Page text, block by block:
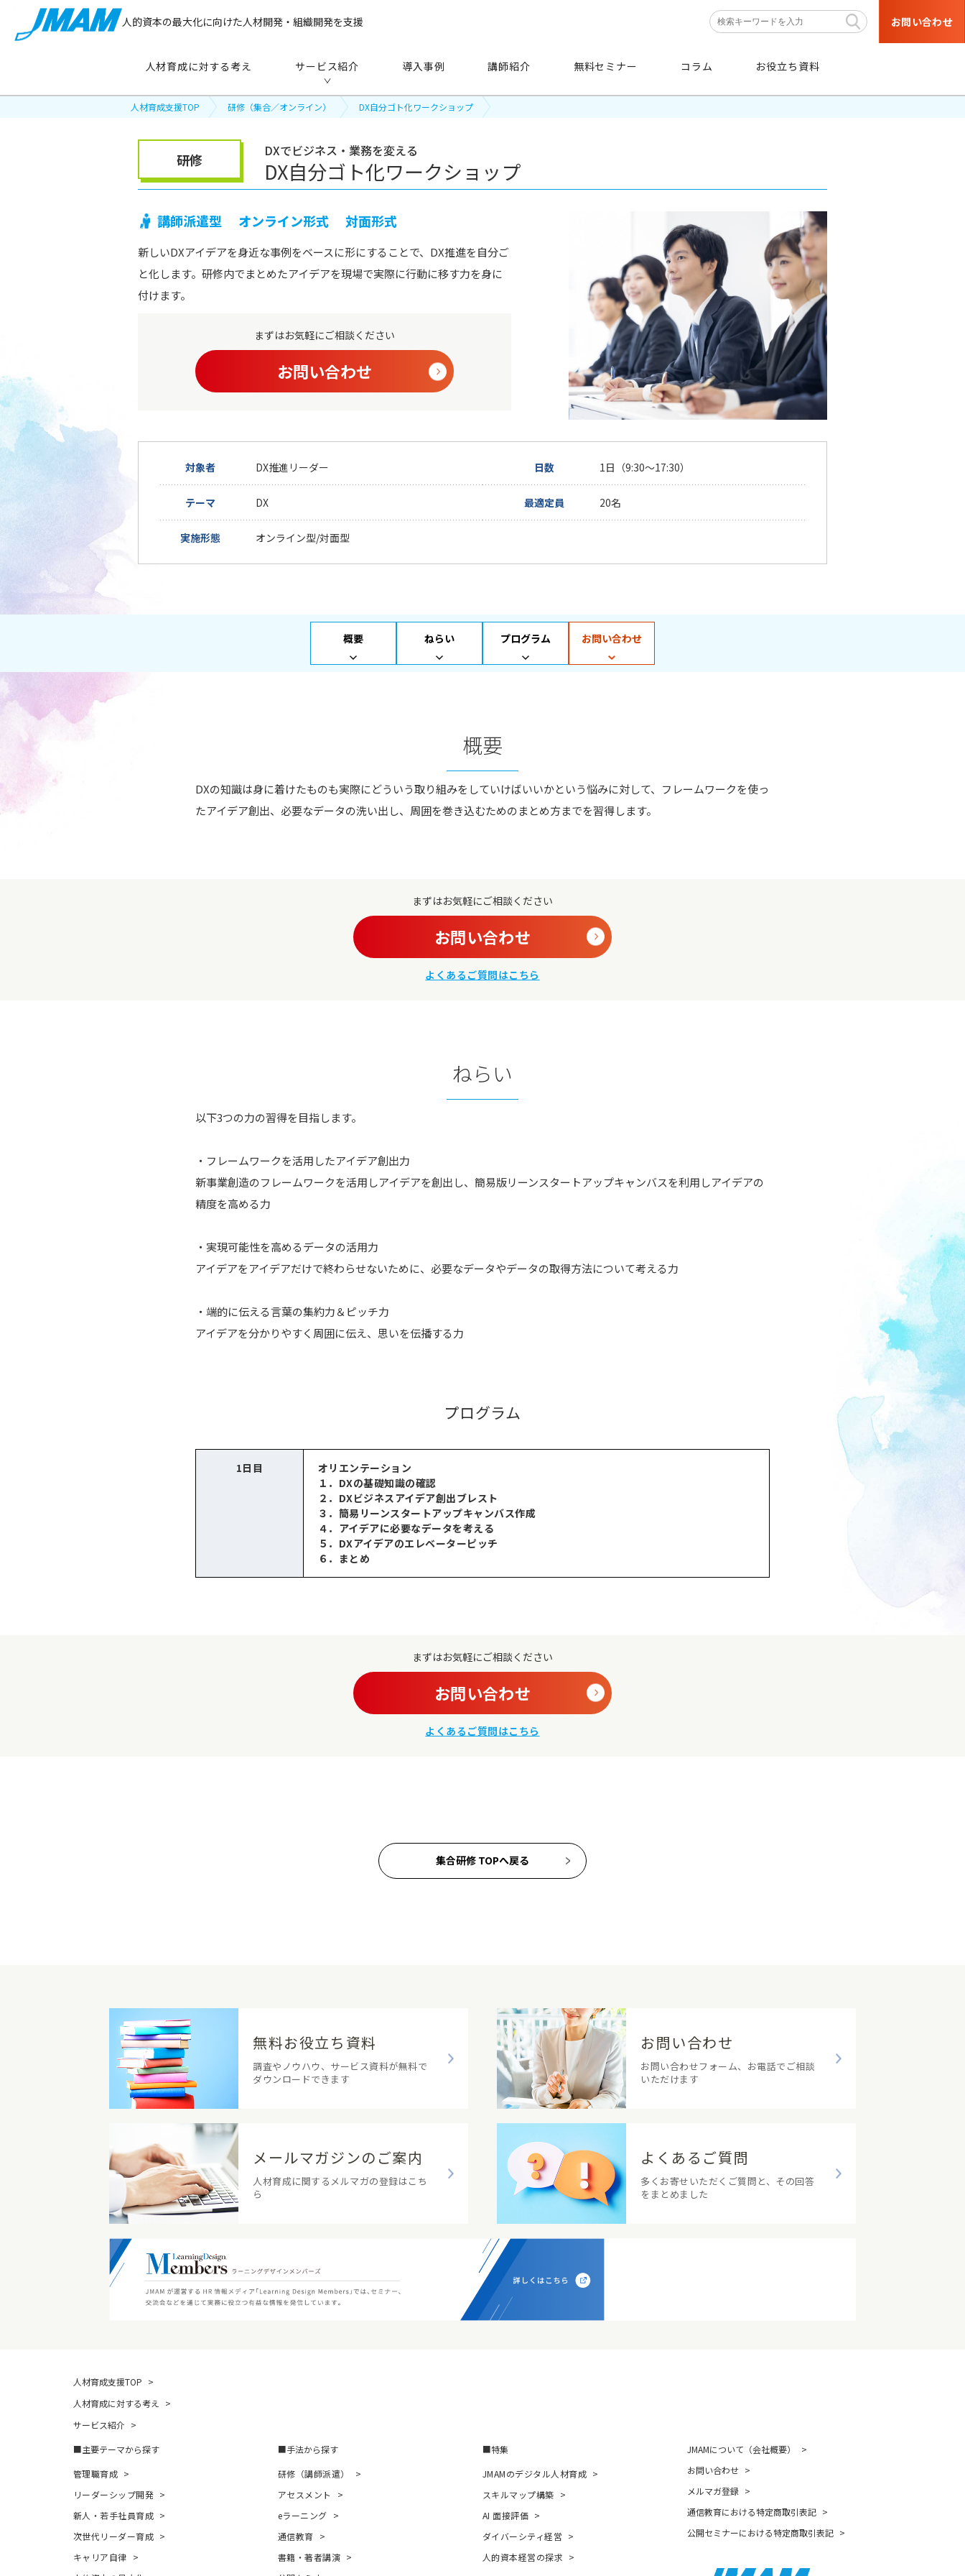
人的資本の最大化に向けた人材開発・組織開発を支援 お問い合わせ
人材育成に対する考え サービス紹介
から探す
リーダーシップ開発
新人・若手社員育成
研修（講師派遣）
アセスメント
通信教育
書籍・著者講演
公開セミナー
越境学習
映像教材・研修教材
資格試験・検定試験
階層・職種などの育成対象者や
目的・研修テーマなどの条件から
絞り込み検索ができます。
条件から探す
導入事例 講師紹介 無料セミナー コラム お役立ち資料
人材育成支援TOP 研修（集合／オンライン） DX自分ゴト化ワークショップ
研修 DXでビジネス・業務を変える
DX自分ゴト化ワークショップ
講師派遣型 オンライン形式 対面形式
新しいDXアイデアを身近な事例をベースに形にすることで、DX推進を自分ご
と化します。研修内でまとめたアイデアを現場で実際に行動に移す力を身に
付けます。
まずはお気軽にご相談ください
お問い合わせ
対象者 DX推進リーダー 日数 1日（9:30〜17:30）
テーマ DX 最適定員 20名
実施形態 オンライン型/対面型
概要 ねらい プログラム お問い合わせ
概要
DXの知識は身に着けたものも実際にどういう取り組みをしていけばいいかという悩みに対して、フレームワークを使っ
たアイデア創出、必要なデータの洗い出し、周囲を巻き込むためのまとめ方までを習得します。
まずはお気軽にご相談ください
お問い合わせ
よくあるご質問はこちら
ねらい
以下3つの力の習得を目指します。
・フレームワークを活用したアイデア創出力
新事業創造のフレームワークを活用しアイデアを創出し、簡易版リーンスタートアップキャンバスを利用しアイデアの
精度を高める力
・実現可能性を高めるデータの活用力
アイデアをアイデアだけで終わらせないために、必要なデータやデータの取得方法について考える力
・端的に伝える言葉の集約力＆ピッチ力
アイデアを分かりやすく周囲に伝え、思いを伝播する力
プログラム
1日目
オリエンテーション
１．DXの基礎知識の確認
２．DXビジネスアイデア創出ブレスト
３．簡易リーンスタートアップキャンバス作成
４．アイデアに必要なデータを考える
５．DXアイデアのエレベーターピッチ
６．まとめ
まずはお気軽にご相談ください
お問い合わせ
よくあるご質問はこちら
集合研修 TOPへ戻る
無料お役立ち資料
調査やノウハウ、サービス資料が無料で
ダウンロードできます
お問い合わせ
お問い合わせフォーム、お電話でご相談
いただけます
メールマガジンのご案内
人材育成に関するメルマガの登録はこち
ら
よくあるご質問
多くお寄せいただくご質問と、その回答
をまとめました
人材育成支援TOP
人材育成に対する考え
サービス紹介
主要テーマから探す
管理職育成
リーダーシップ開発
新人・若手社員育成
次世代リーダー育成
キャリア自律
手法から探す
研修（講師派遣）
アセスメント
eラーニング
通信教育
書籍・著者講演
特集
JMAMのデジタル人材育成
スキルマップ構築
AI 面接評価
ダイバーシティ経営
人的資本経営の探求
JMAMについて（会社概要）
お問い合わせ
メルマガ登録
通信教育における特定商取引表記
公開セミナーにおける特定商取引表記